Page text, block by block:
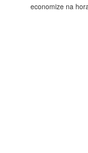
economize na